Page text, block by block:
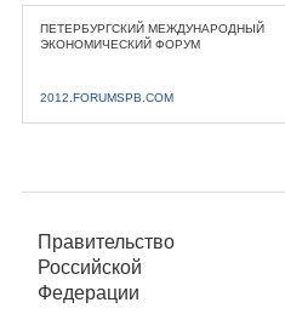
ПЕТЕРБУРГСКИЙ МЕЖДУНАРОДНЫЙ
ЭКОНОМИЧЕСКИЙ ФОРУМ
2012.FORUMSPB.COM
Правительство
Российской
Федерации